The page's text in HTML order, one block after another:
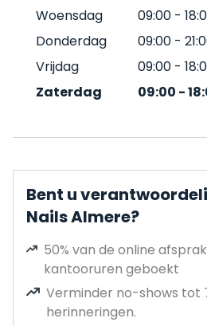
Woensdag
09:00 -
Donderdag
09:00 -
Vrijdag
09:00 -
Zaterdag
09:00 -
Bent u
Nails Almere?
50% van de online
kantooruren geboekt
Verminder no-shows tot
herinneringen.